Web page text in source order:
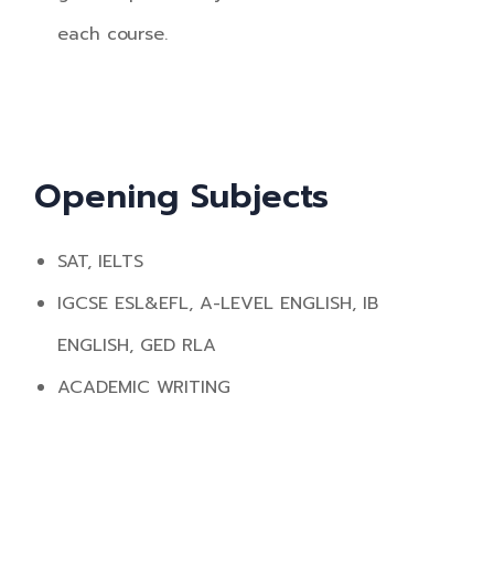
each course.
Opening Subjects
SAT, IELTS
IGCSE ESL&EFL, A-LEVEL ENGLISH, IB
ENGLISH, GED RLA
ACADEMIC WRITING